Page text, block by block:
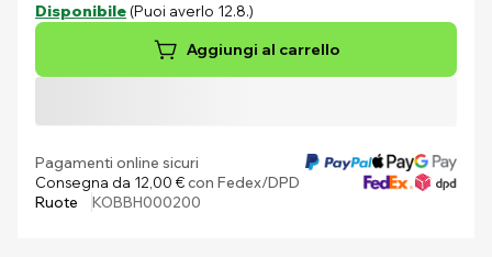
Disponibile (Puoi averlo 12.8.)
Aggiungi al carrello
Pagamenti online sicuri
Consegna da 12,00 €con Fedex/DPD
Ruote
KOBBH000200